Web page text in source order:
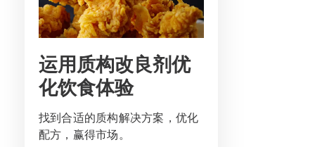
运用质构改良剂优
化饮食体验
找到合适的质构解决方案，优化
配方，赢得市场。